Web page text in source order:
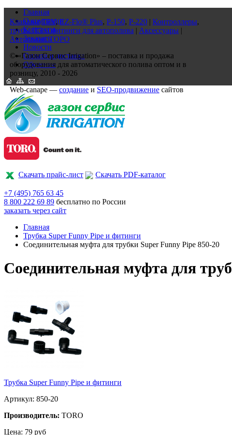
Главная
О компании
Контакты
Заказать
Новости
Оплата и доставка
Обучение
Скачать прайс-лист Скачать PDF-каталог
+7 (495) 765 63 45
8 800 222 69 89 бесплатно по России
заказать через сайт
Главная
Трубка Super Funny Pipe и фитинги
Соединительная муфта для трубки Super Funny Pipe 850-20
Соединительная муфта для
Трубка Super Funny Pipe и фитинги
Артикул: 850-20
Производитель: TORO
Цена: 79 руб
Клапаны TPV,EZ-Flo® Plus, P-150, P-220 | Контроллеры,
трубы ПЭ и фитинги для автополива | Аксессуары |
Автополив ТОРО
© «Газон Сервис Irrigation» – поставка и продажа
оборудования для автоматического полива оптом и в
розницу, 2010 - 2026
Web-canape — создание и SEO-продвижение сайтов